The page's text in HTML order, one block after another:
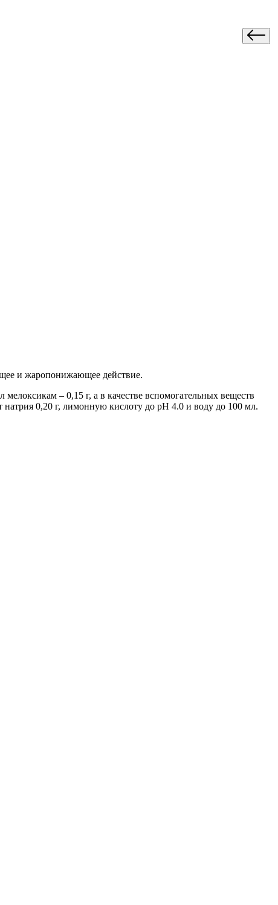
и жаропонижающее действие.
– 0,15 г, а в качестве вспомогательных веществ
натрия 0,20 г, лимонную кислоту до рН 4.0 и воду до 100 мл.